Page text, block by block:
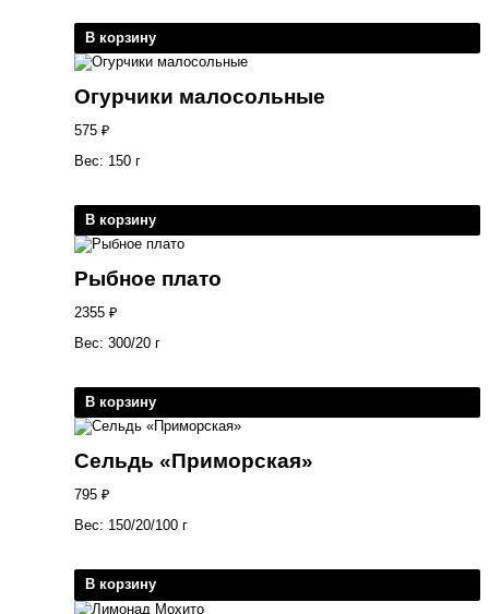
В корзину
Огурчики малосольные
575 ₽
Вес: 150 г
В корзину
Рыбное плато
2355 ₽
Вес: 300/20 г
В корзину
Сельдь «Приморская»
795 ₽
Вес: 150/20/100 г
В корзину